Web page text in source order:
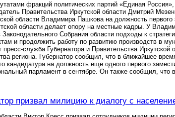
фракций политических партий «Единая
Правительства Иркутской области Дмитрий
области Владимира Пашкова на должность
области делает опору на местные кадры. У
Собрания области подходы к
и продолжить работу по развитию производств в
пресс-служба Губернатора и Правительства
региона. Губернатор сообщил, что в ближайшее
кандидатура на должность еще одного первого
парламент в сентябре. Он также сообщил, что
призвал милицию к диалогу с